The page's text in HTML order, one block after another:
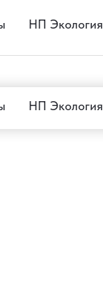
НП Экология
НП Экология